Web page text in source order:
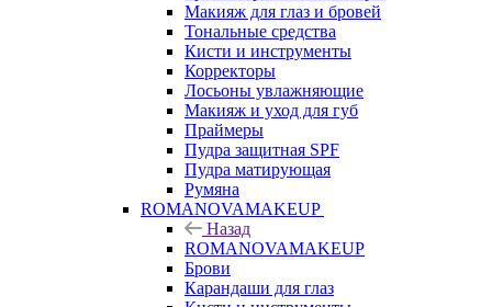
Макияж для глаз и бровей
Тональные средства
Кисти и инструменты
Корректоры
Лосьоны увлажняющие
Макияж и уход для губ
Праймеры
Пудра защитная SPF
Пудра матирующая
Румяна
ROMANOVAMAKEUP
Назад
ROMANOVAMAKEUP
Брови
Карандаши для глаз